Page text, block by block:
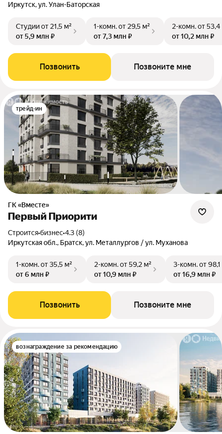
Иркутск, ул. Улан-Баторская
Студииот 21,5 м²
от 5,9 млн ₽
1-комн.от 29,5 м²
от 7,3 млн ₽
2-комн.от 53,4
от 10,2 млн ₽
Позвонить Позвоните мне
трейд-ин
ГК «Вместе»
Первый Приорити
Строится•бизнес•4.3 (8)
Иркутская обл., Братск, ул. Металлургов / ул. Муханова
1-комн.от 35,5 м²
от 6 млн ₽
2-комн.от 59,2 м²
от 10,9 млн ₽
3-комн.от
от 16,9 млн ₽
Позвонить Позвоните мне
вознаграждение за рекомендацию